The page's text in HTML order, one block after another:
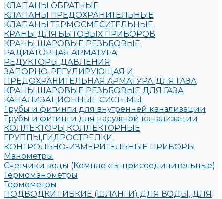
КЛАПАНЫ ОБРАТНЫЕ
КЛАПАНЫ ПРЕДОХРАНИТЕЛЬНЫЕ
КЛАПАНЫ ТЕРМОСМЕСИТЕЛЬНЫЕ
КРАНЫ ДЛЯ БЫТОВЫХ ПРИБОРОВ
КРАНЫ ШАРОВЫЕ РЕЗЬБОВЫЕ
РАДИАТОРНАЯ АРМАТУРА
РЕДУКТОРЫ ДАВЛЕНИЯ
ЗАПОРНО-РЕГУЛИРУЮЩАЯ И
ПРЕДОХРАНИТЕЛЬНАЯ АРМАТУРА ДЛЯ ГАЗА
КРАНЫ ШАРОВЫЕ РЕЗЬБОВЫЕ ДЛЯ ГАЗА
КАНАЛИЗАЦИОННЫЕ СИСТЕМЫ
Трубы и фитинги для внутренней канализации
Трубы и фитинги для наружной канализации
КОЛЛЕКТОРЫ,КОЛЛЕКТОРНЫЕ
ГРУППЫ,ГИДРОСТРЕЛКИ
КОНТРОЛЬНО-ИЗМЕРИТЕЛЬНЫЕ ПРИБОРЫ
Манометры
Счетчики воды (Комплекты присоединительные)
Термоманометры
Термометры
ПОДВОДКИ ГИБКИЕ (ШЛАНГИ) ДЛЯ ВОДЫ, ДЛЯ